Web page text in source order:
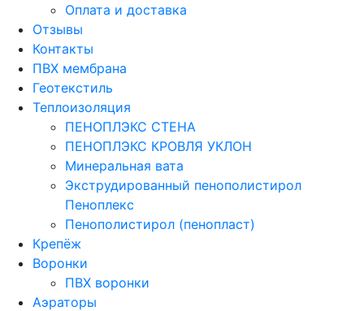
Оплата и доставка
Отзывы
Контакты
ПВХ мембрана
Геотекстиль
Теплоизоляция
ПЕНОПЛЭКС СТЕНА
ПЕНОПЛЭКС КРОВЛЯ УКЛОН
Минеральная вата
Экструдированный пенополистирол
Пеноплекс
Пенополистирол (пенопласт)
Крепёж
Воронки
ПВХ воронки
Аэраторы